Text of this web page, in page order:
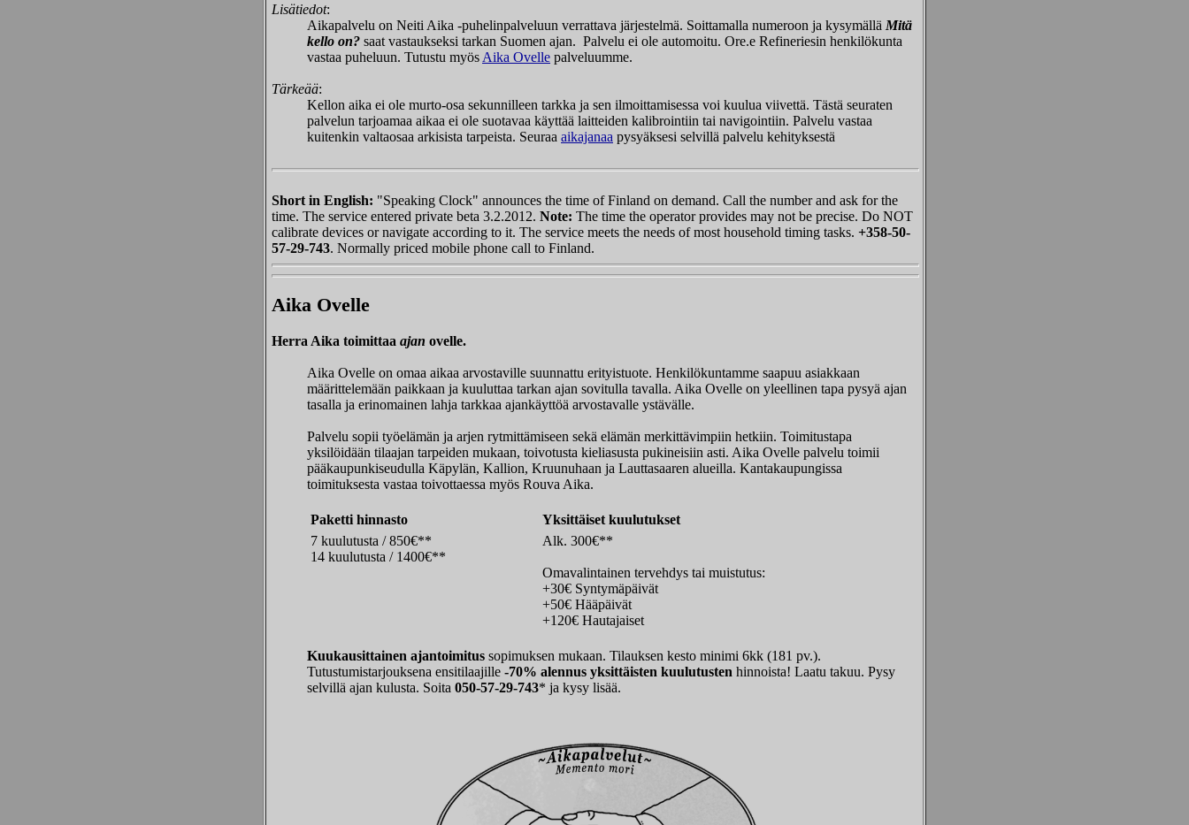
Lisätiedot:
Aikapalvelu on Neiti Aika -puhelinpalveluun verrattava järjestelmä. Soittamalla numeroon ja kysymällä Mitä
kello on? saat vastaukseksi tarkan Suomen ajan. Palvelu ei ole automoitu. Ore.e Refineriesin henkilökunta
vastaa puheluun. Tutustu myös Aika Ovelle palveluumme.
Tärkeää:
Kellon aika ei ole murto-osa sekunnilleen tarkka ja sen ilmoittamisessa voi kuulua viivettä. Tästä seuraten
palvelun tarjoamaa aikaa ei ole suotavaa käyttää laitteiden kalibrointiin tai navigointiin. Palvelu vastaa
kuitenkin valtaosaa arkisista tarpeista. Seuraa aikajanaa pysyäksesi selvillä palvelu kehityksestä
Short in English: "Speaking Clock" announces the time of Finland on demand. Call the number and ask for the
time. The service entered private beta 3.2.2012. Note: The time the operator provides may not be precise. Do NOT
calibrate devices or navigate according to it. The service meets the needs of most household timing tasks. +358-50-
57-29-743. Normally priced mobile phone call to Finland.
Aika Ovelle
Herra Aika toimittaa ajan ovelle.
Aika Ovelle on omaa aikaa arvostaville suunnattu erityistuote. Henkilökuntamme saapuu asiakkaan
määrittelemään paikkaan ja kuuluttaa tarkan ajan sovitulla tavalla. Aika Ovelle on yleellinen tapa pysyä ajan
tasalla ja erinomainen lahja tarkkaa ajankäyttöä arvostavalle ystävälle.
Palvelu sopii työelämän ja arjen rytmittämiseen sekä elämän merkittävimpiin hetkiin. Toimitustapa
yksilöidään tilaajan tarpeiden mukaan, toivotusta kieliasusta pukineisiin asti. Aika Ovelle palvelu toimii
pääkaupunkiseudulla Käpylän, Kallion, Kruunuhaan ja Lauttasaaren alueilla. Kantakaupungissa
toimituksesta vastaa toivottaessa myös Rouva Aika.
Paketti hinnasto
Yksittäiset kuulutukset
7 kuulutusta / 850€**
14 kuulutusta / 1400€**
Alk. 300€**
Omavalintainen tervehdys tai muistutus:
+30€ Syntymäpäivät
+50€ Hääpäivät
+120€ Hautajaiset
Kuukausittainen ajantoimitus sopimuksen mukaan. Tilauksen kesto minimi 6kk (181 pv.).
Tutustumistarjouksena ensitilaajille -70% alennus yksittäisten kuulutusten hinnoista! Laatu takuu. Pysy
selvillä ajan kulusta. Soita 050-57-29-743* ja kysy lisää.